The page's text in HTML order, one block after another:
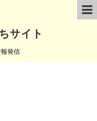
サイト
発信